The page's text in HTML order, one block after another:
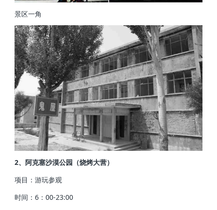
景区一角
2、阿克塞沙漠公园（烧烤大营）
项目：游玩参观
时间：6：00-23:00